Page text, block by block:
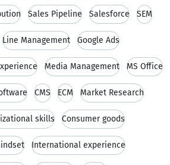
Sales Pipeline Salesforce SEM
Line Management Google Ads
Media Management MS Office
CMS ECM Market Research
skills Consumer goods
International experience